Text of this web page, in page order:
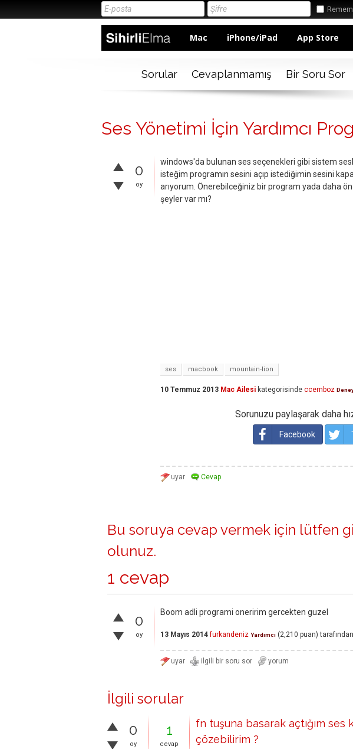
Mac iPhone/iPad App Store
Sorular Cevaplanmamış Bir Soru Sor
Ses Yönetimi İçin Yardımcı
0
oy
windows'da bulunan ses seçenekleri gibi sistem
isteğim programın sesini açıp istediğimin sesini
arıyorum. Önerebilceğiniz bir program yada daha
şeyler var mı?
ses macbook mountain-lion
10 Temmuz 2013 Mac Ailesi kategorisinde ccemboz
Sorunuzu paylaşarak daha
Facebook
Bu soruya cevap vermek için lütfen
olunuz.
1 cevap
0
oy
Boom adli programi oneririm gercekten guzel
13 Mayıs 2014 furkandeniz Yardımcı (2,210 puan) tarafından
İlgili sorular
0
oy
1
cevap
fn tuşuna basarak açtığım ses
çözebilirim ?